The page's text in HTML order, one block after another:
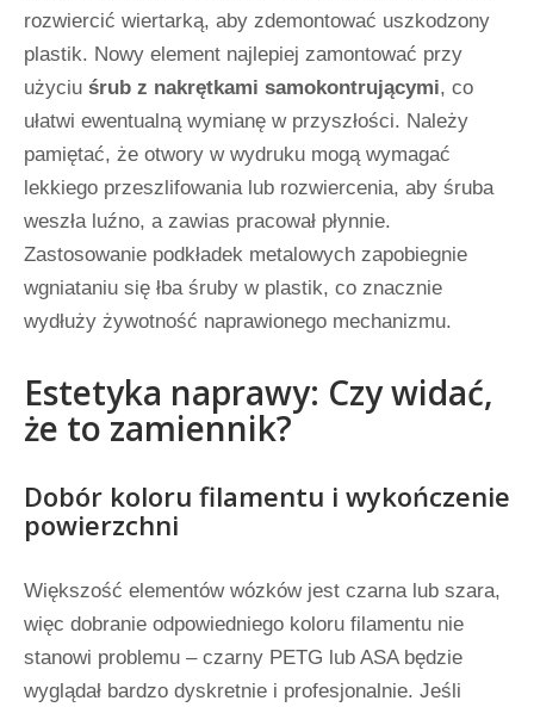
rozwiercić wiertarką, aby zdemontować uszkodzony
plastik. Nowy element najlepiej zamontować przy
użyciu śrub z nakrętkami samokontrującymi, co
ułatwi ewentualną wymianę w przyszłości. Należy
pamiętać, że otwory w wydruku mogą wymagać
lekkiego przeszlifowania lub rozwiercenia, aby śruba
weszła luźno, a zawias pracował płynnie.
Zastosowanie podkładek metalowych zapobiegnie
wgniataniu się łba śruby w plastik, co znacznie
wydłuży żywotność naprawionego mechanizmu.
Estetyka naprawy: Czy widać,
że to zamiennik?
Dobór koloru filamentu i wykończenie
powierzchni
Większość elementów wózków jest czarna lub szara,
więc dobranie odpowiedniego koloru filamentu nie
stanowi problemu – czarny PETG lub ASA będzie
wyglądał bardzo dyskretnie i profesjonalnie. Jeśli